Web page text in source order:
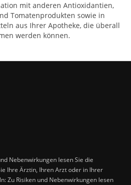
mit anderen Antioxidantien,
Tomatenprodukten sowie in
aus Ihrer Apotheke, die überall
werden können.
Nebenwirkungen lesen Sie die
Ihre Ärztin, Ihren Arzt oder in Ihrer
Zu Risiken und Nebenwirkungen lesen